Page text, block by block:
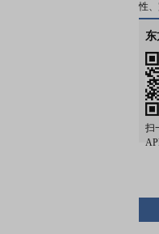
性
东
扫